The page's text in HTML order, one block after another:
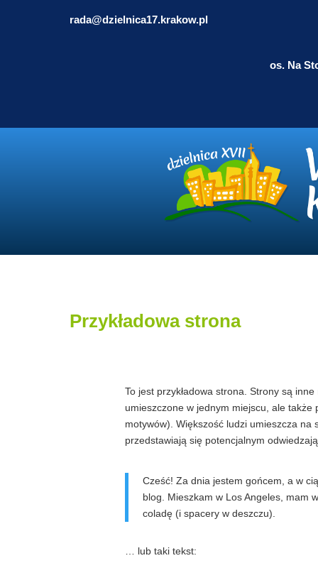
rada@dzielnica17.krakow.pl
os. Na
Przykładowa strona
To jest przykładowa strona. Strony są
umieszczone w jednym miejscu, ale
motywów). Większość ludzi umieszcza
przedstawiają się potencjalnym
Cześć! Za dnia jestem gońcem, a w
blog. Mieszkam w Los Angeles, mam
coladę (i spacery w deszczu).
… lub taki tekst: